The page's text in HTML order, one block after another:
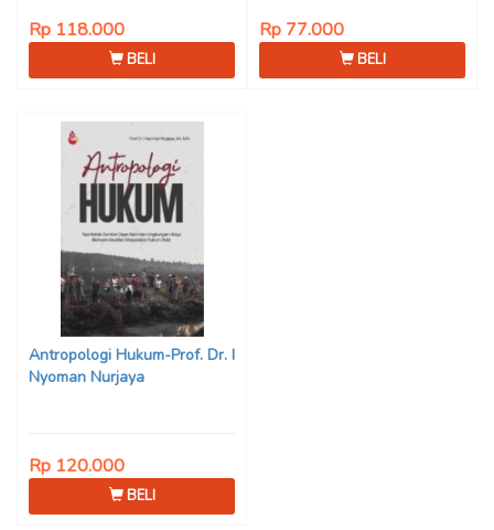
Rp 118.000
BELI
Rp 77.000
BELI
Antropologi Hukum-Prof. Dr. I
Nyoman Nurjaya
Rp 120.000
BELI